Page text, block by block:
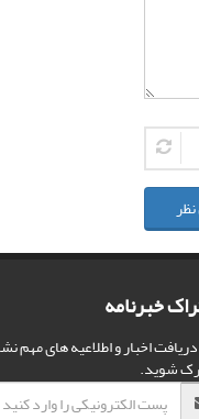
خبرنامه
اخبار و اطلاعیه های مهم
شوید.